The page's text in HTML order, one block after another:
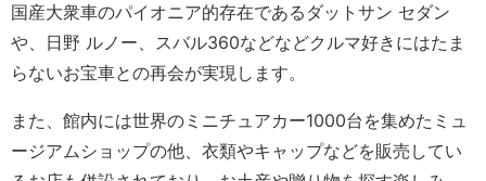
国産大衆車のパイオニア的存在であるダットサン セダン
や、日野 ルノー、スバル360などなどクルマ好きにはたま
らないお宝車との再会が実現します。
また、館内には世界のミニチュアカー1000台を集めたミュ
ージアムショップの他、衣類やキャップなどを販売してい